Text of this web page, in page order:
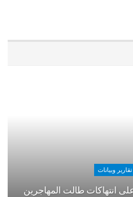
تقارير وبيانات
انتهاكات طالت المهاجرين